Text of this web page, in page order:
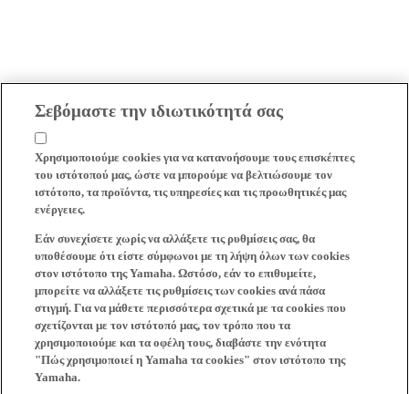
Σεβόμαστε την ιδιωτικότητά σας
Χρησιμοποιούμε cookies για να κατανοήσουμε τους επισκέπτες
του ιστότοπού μας, ώστε να μπορούμε να βελτιώσουμε τον
ιστότοπο, τα προϊόντα, τις υπηρεσίες και τις προωθητικές μας
ενέργειες.
Εάν συνεχίσετε χωρίς να αλλάξετε τις ρυθμίσεις σας, θα
υποθέσουμε ότι είστε σύμφωνοι με τη λήψη όλων των cookies
στον ιστότοπο της Yamaha. Ωστόσο, εάν το επιθυμείτε,
μπορείτε να αλλάξετε τις ρυθμίσεις των cookies ανά πάσα
στιγμή. Για να μάθετε περισσότερα σχετικά με τα cookies που
σχετίζονται με τον ιστότοπό μας, τον τρόπο που τα
χρησιμοποιούμε και τα οφέλη τους, διαβάστε την ενότητα
"Πώς χρησιμοποιεί η Yamaha τα cookies" στον ιστότοπο της
Yamaha.